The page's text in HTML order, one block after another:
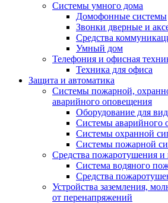
Системы умного дома
Домофонные системы
Звонки дверные и
Средства
Умный дом
Телефония и офисная
Техника для офиса
Защита и автоматика
Системы пожарной,
аварийного оповещения
Оборудование для
Системы аварийного
Системы охранной
Системы пожарной
Средства пожаротушения
Система водяного
Средства
Устройства заземления,
от перенапряжений